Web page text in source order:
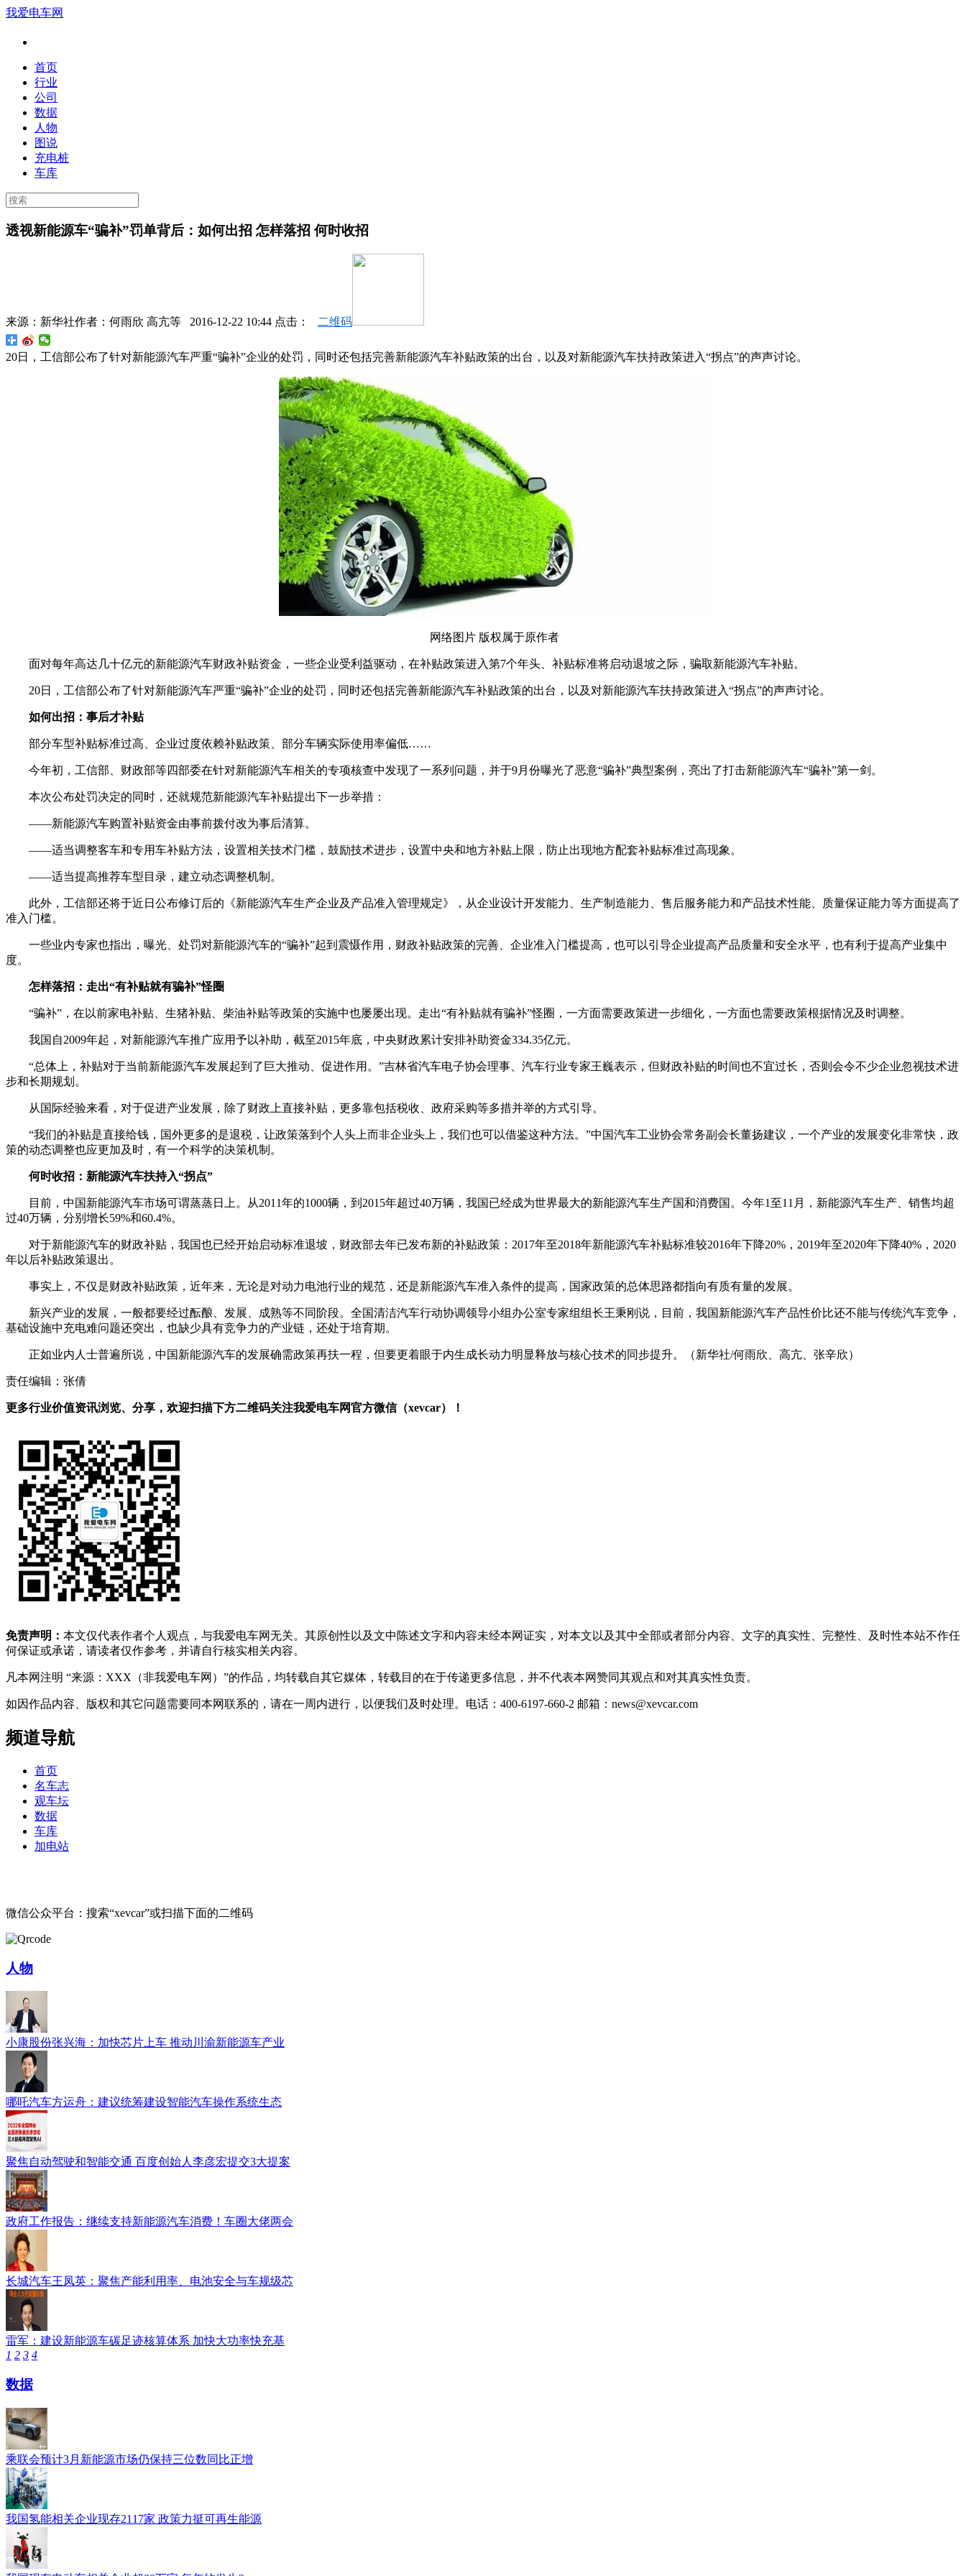
我爱电车网
首页
行业
公司
数据
人物
图说
充电桩
车库
透视新能源车“骗补”罚单背后：如何出招 怎样落招 何时收招
来源： 新华社作者： 何雨欣 高亢等 2016-12-22 10:44 点击： 二维码
20日，工信部公布了针对新能源汽车严重“骗补”企业的处罚，同时还包括完善新能源汽车补贴政策的出台，以及对新能源汽车扶持政策进入“拐点”的声声讨论。
网络图片 版权属于原作者
面对每年高达几十亿元的新能源汽车财政补贴资金，一些企业受利益驱动，在补贴政策进入第7个年头、补贴标准将启动退坡之际，骗取新能源汽车补贴。
20日，工信部公布了针对新能源汽车严重“骗补”企业的处罚，同时还包括完善新能源汽车补贴政策的出台，以及对新能源汽车扶持政策进入“拐点”的声声讨论。
如何出招：事后才补贴
部分车型补贴标准过高、企业过度依赖补贴政策、部分车辆实际使用率偏低……
今年初，工信部、财政部等四部委在针对新能源汽车相关的专项核查中发现了一系列问题，并于9月份曝光了恶意“骗补”典型案例，亮出了打击新能源汽车“骗补”第一剑。
本次公布处罚决定的同时，还就规范新能源汽车补贴提出下一步举措：
——新能源汽车购置补贴资金由事前拨付改为事后清算。
——适当调整客车和专用车补贴方法，设置相关技术门槛，鼓励技术进步，设置中央和地方补贴上限，防止出现地方配套补贴标准过高现象。
——适当提高推荐车型目录，建立动态调整机制。
此外，工信部还将于近日公布修订后的《新能源汽车生产企业及产品准入管理规定》，从企业设计开发能力、生产制造能力、售后服务能力和产品技术性能、质量保证能力等方面提高了
准入门槛。
一些业内专家也指出，曝光、处罚对新能源汽车的“骗补”起到震慑作用，财政补贴政策的完善、企业准入门槛提高，也可以引导企业提高产品质量和安全水平，也有利于提高产业集中
度。
怎样落招：走出“有补贴就有骗补”怪圈
“骗补”，在以前家电补贴、生猪补贴、柴油补贴等政策的实施中也屡屡出现。走出“有补贴就有骗补”怪圈，一方面需要政策进一步细化，一方面也需要政策根据情况及时调整。
我国自2009年起，对新能源汽车推广应用予以补助，截至2015年底，中央财政累计安排补助资金334.35亿元。
“总体上，补贴对于当前新能源汽车发展起到了巨大推动、促进作用。”吉林省汽车电子协会理事、汽车行业专家王巍表示，但财政补贴的时间也不宜过长，否则会令不少企业忽视技术进
步和长期规划。
从国际经验来看，对于促进产业发展，除了财政上直接补贴，更多靠包括税收、政府采购等多措并举的方式引导。
“我们的补贴是直接给钱，国外更多的是退税，让政策落到个人头上而非企业头上，我们也可以借鉴这种方法。”中国汽车工业协会常务副会长董扬建议，一个产业的发展变化非常快，政
策的动态调整也应更加及时，有一个科学的决策机制。
何时收招：新能源汽车扶持入“拐点”
目前，中国新能源汽车市场可谓蒸蒸日上。从2011年的1000辆，到2015年超过40万辆，我国已经成为世界最大的新能源汽车生产国和消费国。今年1至11月，新能源汽车生产、销售均超
过40万辆，分别增长59%和60.4%。
对于新能源汽车的财政补贴，我国也已经开始启动标准退坡，财政部去年已发布新的补贴政策：2017年至2018年新能源汽车补贴标准较2016年下降20%，2019年至2020年下降40%，2020
年以后补贴政策退出。
事实上，不仅是财政补贴政策，近年来，无论是对动力电池行业的规范，还是新能源汽车准入条件的提高，国家政策的总体思路都指向有质有量的发展。
新兴产业的发展，一般都要经过酝酿、发展、成熟等不同阶段。全国清洁汽车行动协调领导小组办公室专家组组长王秉刚说，目前，我国新能源汽车产品性价比还不能与传统汽车竞争，
基础设施中充电难问题还突出，也缺少具有竞争力的产业链，还处于培育期。
正如业内人士普遍所说，中国新能源汽车的发展确需政策再扶一程，但要更着眼于内生成长动力明显释放与核心技术的同步提升。（新华社/何雨欣、高亢、张辛欣）
责任编辑：张倩
更多行业价值资讯浏览、分享，欢迎扫描下方二维码关注我爱电车网官方微信（xevcar）！
免责声明： 本文仅代表作者个人观点，与我爱电车网无关。其原创性以及文中陈述文字和内容未经本网证实，对本文以及其中全部或者部分内容、文字的真实性、完整性、及时性本站不作任
何保证或承诺，请读者仅作参考，并请自行核实相关内容。
凡本网注明 “来源：XXX（非我爱电车网）”的作品，均转载自其它媒体，转载目的在于传递更多信息，并不代表本网赞同其观点和对其真实性负责。
如因作品内容、版权和其它问题需要同本网联系的，请在一周内进行，以便我们及时处理。电话：400-6197-660-2 邮箱：news@xevcar.com
频道导航
首页
名车志
观车坛
数据
车库
加电站
微信公众平台：搜索“xevcar”或扫描下面的二维码
人物
小康股份张兴海：加快芯片上车 推动川渝新能源车产业
哪吒汽车方运舟：建议统筹建设智能汽车操作系统生态
聚焦自动驾驶和智能交通 百度创始人李彦宏提交3大提案
政府工作报告：继续支持新能源汽车消费！车圈大佬两会
长城汽车王凤英：聚焦产能利用率、电池安全与车规级芯
雷军：建设新能源车碳足迹核算体系 加快大功率快充基
1 2 3 4
数据
乘联会预计3月新能源市场仍保持三位数同比正增
我国氢能相关企业现存2117家 政策力挺可再生能源